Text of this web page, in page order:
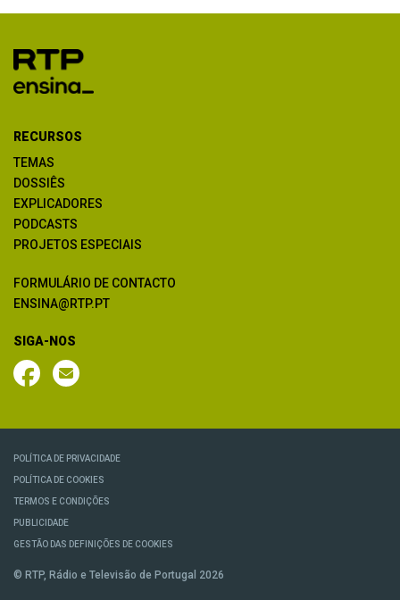
RECURSOS
TEMAS
DOSSIÊS
EXPLICADORES
PODCASTS
PROJETOS ESPECIAIS
FORMULÁRIO DE CONTACTO
ENSINA@RTP.PT
SIGA-NOS
POLÍTICA DE PRIVACIDADE
POLÍTICA DE COOKIES
TERMOS E CONDIÇÕES
PUBLICIDADE
GESTÃO DAS DEFINIÇÕES DE COOKIES
© RTP, Rádio e Televisão de Portugal 2026